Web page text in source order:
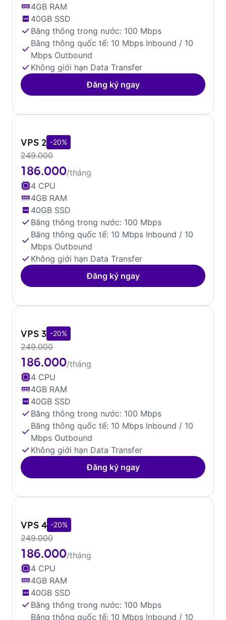
4GB RAM
40GB SSD
Băng thông trong nước: 100 Mbps
Băng thông quốc tế: 10 Mbps Inbound / 10
Mbps Outbound
Không giới hạn Data Transfer
Đăng ký ngay
VPS 2 -20%
249.000
186.000/tháng
4 CPU
4GB RAM
40GB SSD
Băng thông trong nước: 100 Mbps
Băng thông quốc tế: 10 Mbps Inbound / 10
Mbps Outbound
Không giới hạn Data Transfer
Đăng ký ngay
VPS 3 -20%
249.000
186.000/tháng
4 CPU
4GB RAM
40GB SSD
Băng thông trong nước: 100 Mbps
Băng thông quốc tế: 10 Mbps Inbound / 10
Mbps Outbound
Không giới hạn Data Transfer
Đăng ký ngay
VPS 4 -20%
249.000
186.000/tháng
4 CPU
4GB RAM
40GB SSD
Băng thông trong nước: 100 Mbps
Băng thông quốc tế: 10 Mbps Inbound / 10